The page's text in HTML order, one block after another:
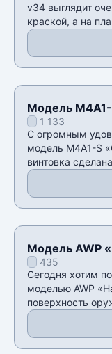
v34 выглядит
краской, а на
Модель
v341 133
С огромным
модель M4A1-S
винтовка
Модель AWP
435
Сегодня хотим
моделью AWP
поверхность